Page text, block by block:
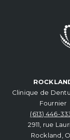
Clinique de
Fournier
(613) 446-
2911, rue
Rockland,